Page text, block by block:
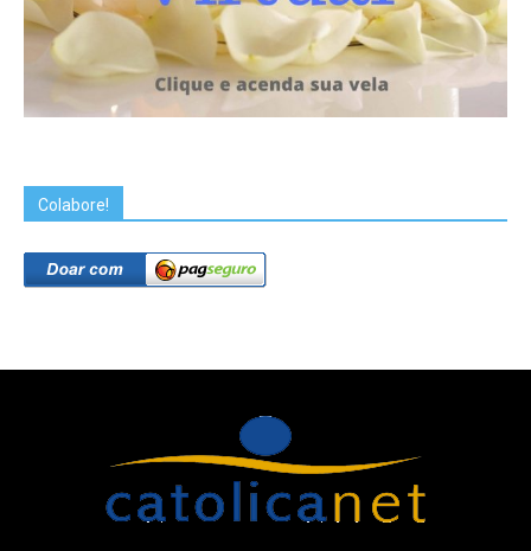
Colabore!